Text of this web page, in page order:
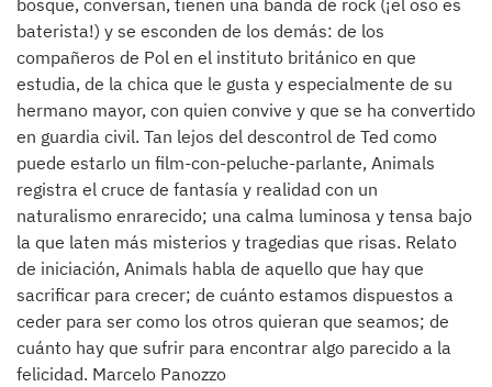
bosque, conversan, tienen una banda de rock (¡el oso es
baterista!) y se esconden de los demás: de los
compañeros de Pol en el instituto británico en que
estudia, de la chica que le gusta y especialmente de su
hermano mayor, con quien convive y que se ha convertido
en guardia civil. Tan lejos del descontrol de Ted como
puede estarlo un film-con-peluche-parlante, Animals
registra el cruce de fantasía y realidad con un
naturalismo enrarecido; una calma luminosa y tensa bajo
la que laten más misterios y tragedias que risas. Relato
de iniciación, Animals habla de aquello que hay que
sacrificar para crecer; de cuánto estamos dispuestos a
ceder para ser como los otros quieran que seamos; de
cuánto hay que sufrir para encontrar algo parecido a la
felicidad. Marcelo Panozzo